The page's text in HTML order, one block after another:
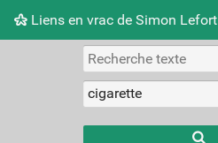
Liens en vrac de Simon Lefort
Nuage de tags Mur d'images